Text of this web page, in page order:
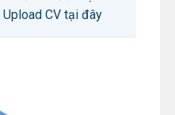
Upload CV tại đây